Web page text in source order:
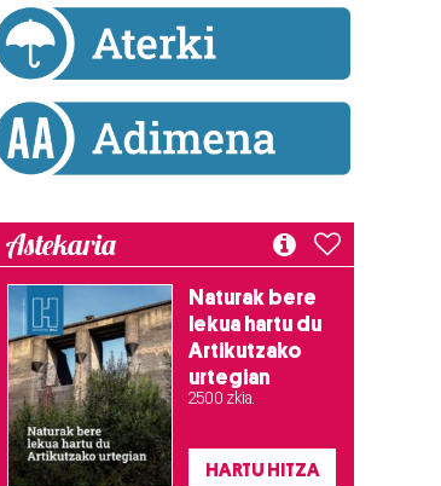
Astekaria
Naturak bere
lekua hartu du
Artikutzako
urtegian
2.500 zkia.
HARTU HITZA